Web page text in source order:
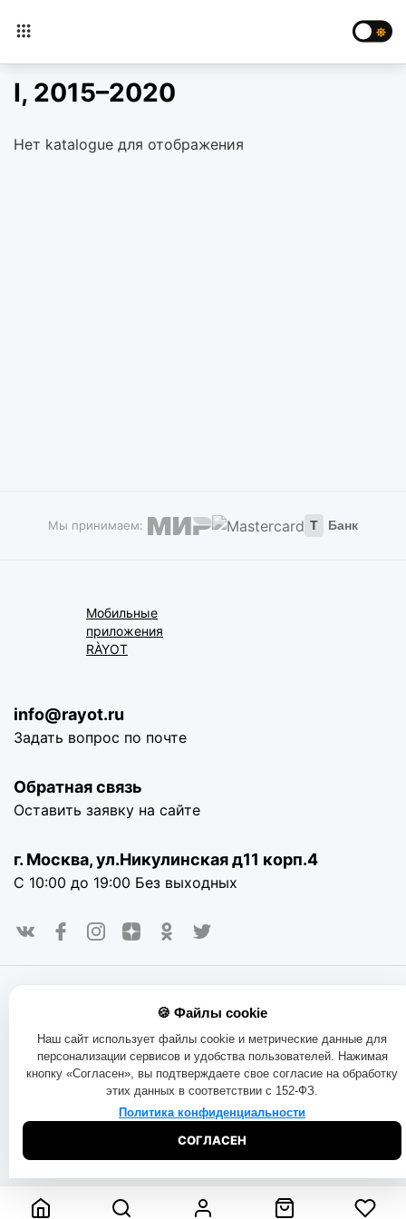
I, 2015–2020
Нет katalogue для отображения
Мы принимаем: Т Банк
Мобильные
приложения
RÀYOT
info@rayot.ru
Задать вопрос по почте
Обратная связь
Оставить заявку на сайте
г. Москва, ул.Никулинская д11 корп.4
С 10:00 до 19:00 Без выходных
использует куки-файлы и другие технологии, чтобы помочь
вам в навигации, а также предоставить лучший
пользовательский опыт, анализировать использование
наших продуктов и услуг, повысить качество рекламных и
маркетинговых активностей. Если Вы не хотите, чтобы
Ваши пользовательские данные обрабатывались,
пожалуйста, ограничьте их использование в своём
браузере.
Договор оферта
Обмен и возврат товара
🍪 Файлы cookie
Наш сайт использует файлы cookie и метрические данные для
персонализации сервисов и удобства пользователей. Нажимая
кнопку «Согласен», вы подтверждаете свое согласие на обработку
этих данных в соответствии с 152-ФЗ.
Политика конфиденциальности
СОГЛАСЕН